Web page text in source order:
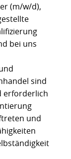
(m/w/d),
bei uns
sind
erforderlich
und